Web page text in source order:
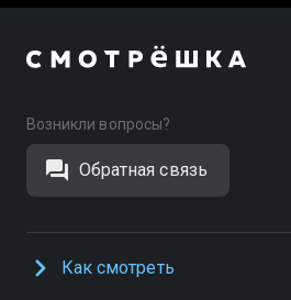
Возникли вопросы?
Обратная связь
Как смотреть